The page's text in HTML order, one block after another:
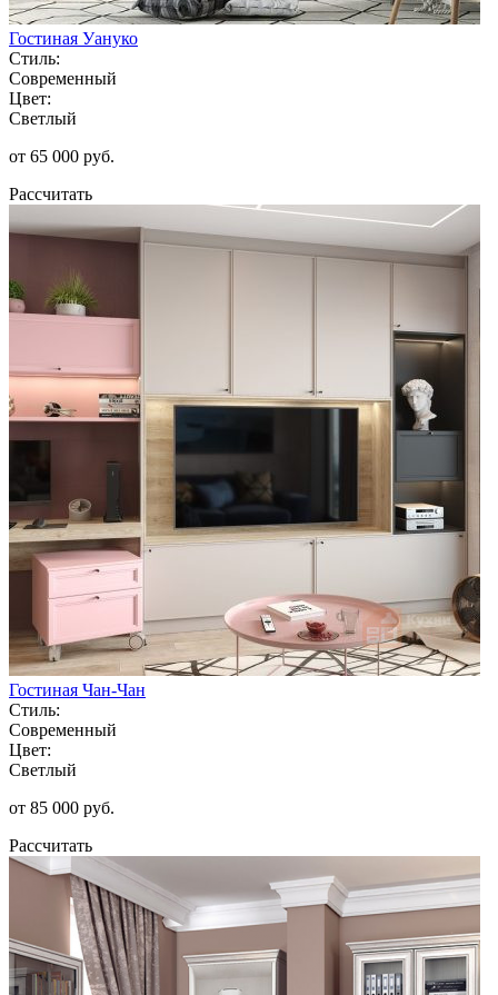
Гостиная Уануко
Стиль:
Современный
Цвет:
Светлый
от 65 000 руб.
Рассчитать
Гостиная Чан-Чан
Стиль:
Современный
Цвет:
Светлый
от 85 000 руб.
Рассчитать